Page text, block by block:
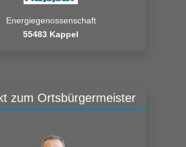
Energiegenossenschaft
55483 Kappel
zum Ortsbürgermeister